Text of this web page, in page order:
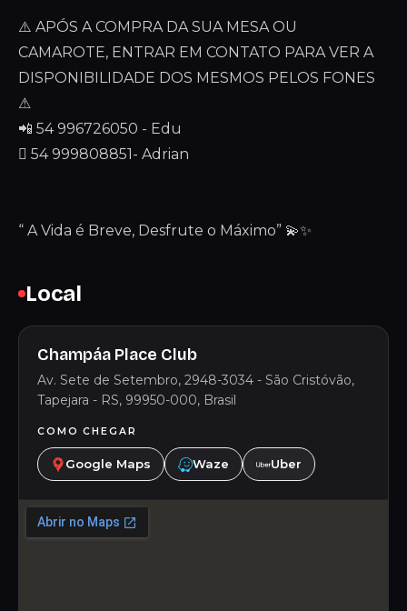
⚠️ APÓS A COMPRA DA SUA MESA OU
CAMAROTE, ENTRAR EM CONTATO PARA VER A
DISPONIBILIDADE DOS MESMOS PELOS FONES
⚠
📲 54 996726050 - Edu
 54 999808851- Adrian
“ A Vida é Breve, Desfrute o Máximo” 💫✨
Local
Champáa Place Club
Av. Sete de Setembro, 2948-3034 - São Cristóvão,
Tapejara - RS, 99950-000, Brasil
COMO CHEGAR
Google Maps Waze Uber